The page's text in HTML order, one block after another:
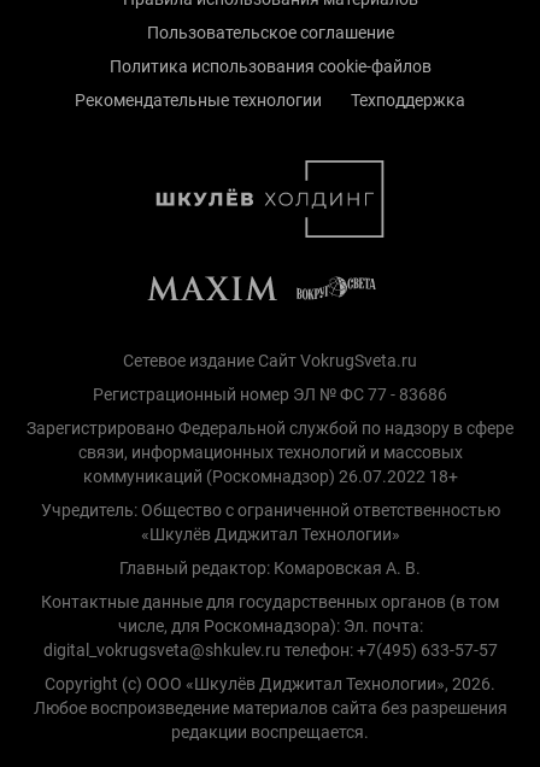
Пользовательское соглашение
Политика использования cookie-файлов
Рекомендательные технологии
Техподдержка
Сетевое издание Сайт VokrugSveta.ru
Регистрационный номер ЭЛ № ФС 77 - 83686
Зарегистрировано Федеральной службой по надзору в сфере
связи, информационных технологий и массовых
коммуникаций (Роскомнадзор) 26.07.2022 18+
Учредитель: Общество с ограниченной ответственностью
«Шкулёв Диджитал Технологии»
Главный редактор: Комаровская А. В.
Контактные данные для государственных органов (в том
числе, для Роскомнадзора): Эл. почта:
digital_vokrugsveta@shkulev.ru телефон: +7(495) 633-57-57
Copyright (с) ООО «Шкулёв Диджитал Технологии», 2026.
Любое воспроизведение материалов сайта без разрешения
редакции воспрещается.